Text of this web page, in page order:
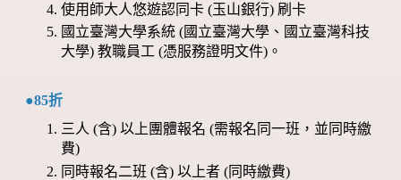
使用師大人悠遊認同卡 (玉山銀行) 刷卡
國立臺灣大學系統 (國立臺灣大學、國立臺灣科技
大學) 教職員工 (憑服務證明文件)。
●85折
三人 (含) 以上團體報名 (需報名同一班，並同時繳
費)
同時報名二班 (含) 以上者 (同時繳費)